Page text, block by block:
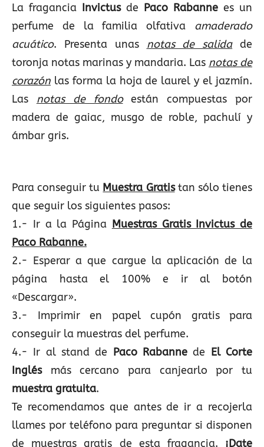
La fragancia Invictusde Paco Rabanne es un
perfume de la familia olfativa amaderado
acuático. Presenta unas notas de salidade
toronja notas marinas y mandaria. Las notas de
corazón las forma la hoja de laurel y el jazmín.
Las notas de fondoestán compuestas por
madera de gaiac, musgo de roble, pachulí y
ámbar gris.
Para conseguir tu Muestra Gratistan sólo tienes
que seguir los siguientes pasos:
1.- Ir a la Página Muestras Gratis Invictus de
Paco Rabanne.
2.- Esperar a que cargue la aplicación de la
página hasta el 100% e ir al botón
«Descargar».
3.- Imprimir en papel cupón gratis para
conseguir la muestras del perfume.
4.- Ir al stand de Paco Rabanne de El Corte
Inglésmás cercano para canjearlo por tu
muestra gratuita.
Te recomendamos que antes de ir a recojerla
llames por teléfono para preguntar si disponen
de muestras gratis de esta fragancia. ¡Date